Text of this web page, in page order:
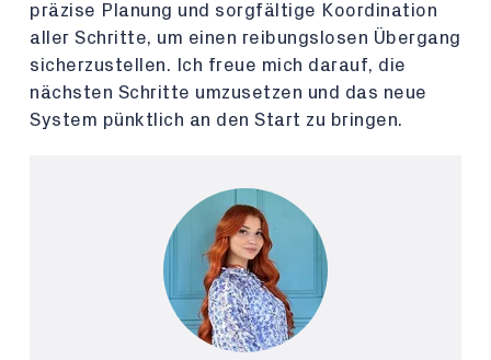
präzise Planung und sorgfältige Koordination
aller Schritte, um einen reibungslosen Übergang
sicherzustellen. Ich freue mich darauf, die
nächsten Schritte umzusetzen und das neue
System pünktlich an den Start zu bringen.